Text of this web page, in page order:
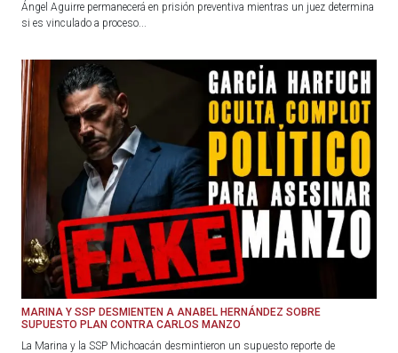
Ángel Aguirre permanecerá en prisión preventiva mientras un juez determina
si es vinculado a proceso...
MARINA Y SSP DESMIENTEN A ANABEL HERNÁNDEZ SOBRE
SUPUESTO PLAN CONTRA CARLOS MANZO
La Marina y la SSP Michoacán desmintieron un supuesto reporte de